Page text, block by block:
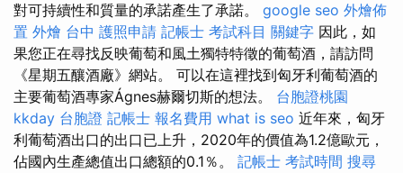
對可持續性和質量的承諾產生了承諾。 google seo 外燴佈
置 外燴 台中 護照申請 記帳士 考試科目 關鍵字 因此，如
果您正在尋找反映葡萄和風土獨特特徵的葡萄酒，請訪問
《星期五釀酒廠》網站。 可以在這裡找到匈牙利葡萄酒的
主要葡萄酒專家Ágnes赫爾切斯的想法。 台胞證桃園
kkday 台胞證 記帳士 報名費用 what is seo 近年來，匈牙
利葡萄酒出口的出口已上升，2020年的價值為1.2億歐元，
佔國內生產總值出口總額的0.1％。 記帳士 考試時間 搜尋